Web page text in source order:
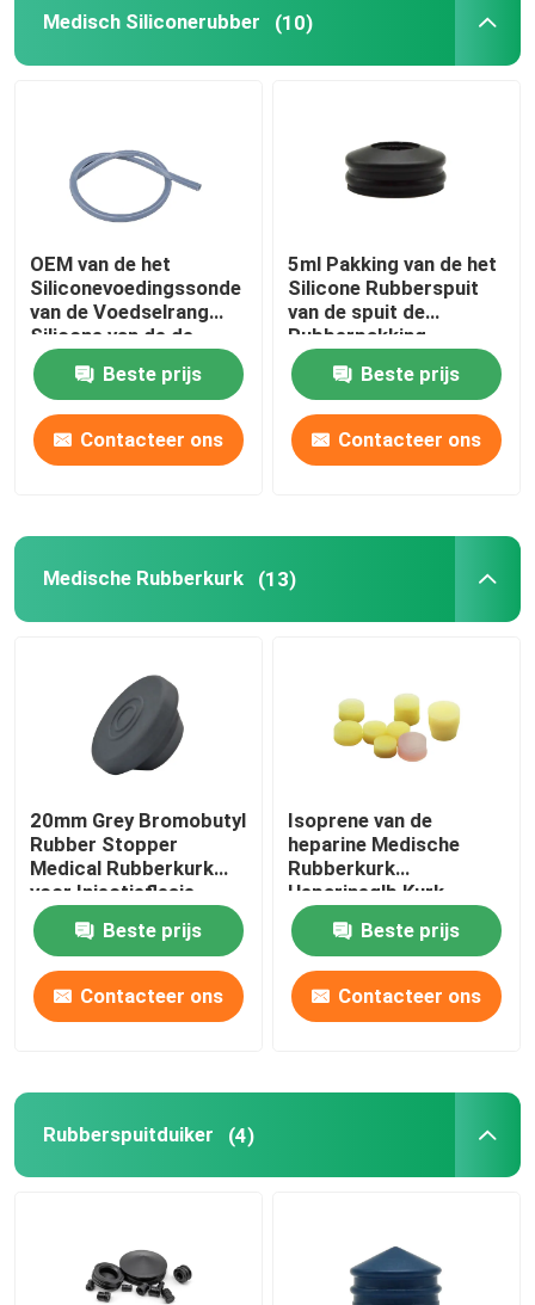
Fabrieksreis
Kwaliteitscontrole
Contacteer ons
Vraag een offerte aan
Medisch Siliconerubber
Medische Rubberkurk
De Toebehoren van de bloedinzameling
Butylrubberkurk
Vooraf gevulde Spuitdelen
Gehalogeneerde Butylrubber
Medische Siliconebuis
Urinecathetertoebehoren
Infusietoebehoren
Medisch Siliconerubber (10)
OEM van de het
Siliconevoedingssonde
van de Voedselrang
Silicone van de de
Maagbuis het
Transparante
Beste prijs
Contacteer ons
5ml Pakking van de het
Silicone Rubberspuit
van de spuit de
Rubberpakking
Medische
Beste prijs
Contacteer ons
Medische Rubberkurk (13)
20mm Grey Bromobutyl
Rubber Stopper
Medical Rubberkurk
voor Injectieflesje
Beste prijs
Contacteer ons
Isoprene van de
heparine Medische
Rubberkurk
Heparineglb Kurk
Beste prijs
Contacteer ons
Rubberspuitduiker (4)